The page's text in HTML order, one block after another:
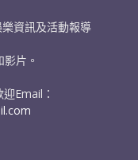
資訊及活動報導
片。
Email：